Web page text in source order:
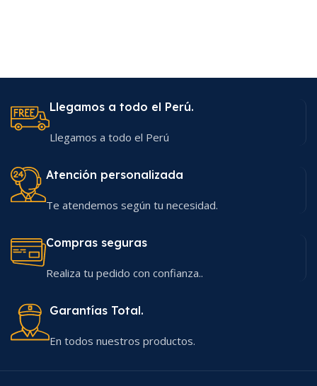
Llegamos a todo el Perú.
Llegamos a todo el Perú
Atención personalizada
Te atendemos según tu necesidad.
Compras seguras
Realiza tu pedido con confianza..
Garantías Total.
En todos nuestros productos.